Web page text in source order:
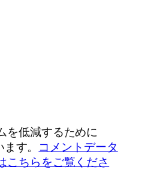
を低減するために
す。 コメントデータ
こちらをご覧くださ